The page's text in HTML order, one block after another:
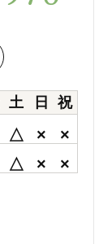
土 日
祝
△ × ×
△ × ×